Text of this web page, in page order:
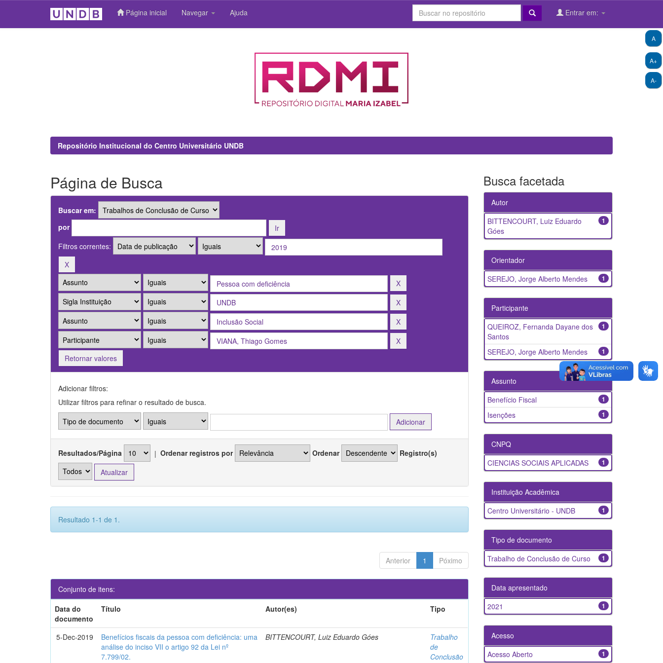
Página inicial Navegar Ajuda Entrar em:
A+
A-
A
Repositório Institucional do Centro Universitário UNDB
Página de Busca
Buscar em:
por
Filtros correntes:
Retornar valores
Adicionar filtros:
Utilizar filtros para refinar o resultado de busca.
Resultados/Página | Ordenar registros por Ordenar Registro(s)
Resultado 1-1 de 1.
Anterior 1 Póximo
Conjunto de itens:
Data do
documento
Título Autor(es) Tipo
5-Dec-2019
Benefícios fiscais da pessoa com deficiência: uma
análise do inciso VII o artigo 92 da Lei nº
7.799/02.
BITTENCOURT, Luiz Eduardo Góes
Trabalho
de
Conclusão
Busca facetada
Autor
1
BITTENCOURT, Luiz Eduardo
Góes
Orientador
1
SEREJO, Jorge Alberto Mendes
Participante
1
QUEIROZ, Fernanda Dayane dos
Santos
1
SEREJO, Jorge Alberto Mendes
Assunto
1
Benefício Fiscal
1
Isenções
CNPQ
1
CIENCIAS SOCIAIS APLICADAS
Instituição Acadêmica
1
Centro Universitário - UNDB
Tipo de documento
1
Trabalho de Conclusão de Curso
Data apresentado
1
2021
Acesso
1
Acesso Aberto